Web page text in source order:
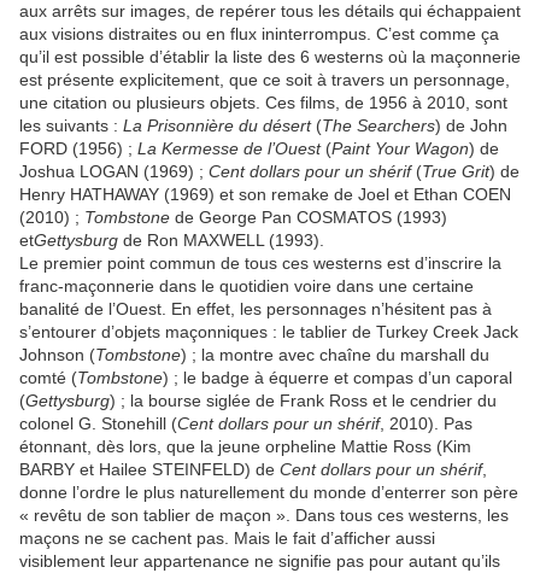
aux arrêts sur images, de repérer tous les détails qui échappaient
aux visions distraites ou en flux ininterrompus. C’est comme ça
qu’il est possible d’établir la liste des 6 westerns où la maçonnerie
est présente explicitement, que ce soit à travers un personnage,
une citation ou plusieurs objets. Ces films, de 1956 à 2010, sont
les suivants : La Prisonnière du désert(The Searchers) de John
FORD (1956) ; La Kermesse de l’Ouest(Paint Your Wagon) de
Joshua LOGAN (1969) ; Cent dollars pour un shérif(True Grit) de
Henry HATHAWAY (1969) et son remake de Joel et Ethan COEN
(2010) ; Tombstone de George Pan COSMATOS (1993)
etGettysburg de Ron MAXWELL (1993).
Le premier point commun de tous ces westerns est d’inscrire la
franc-maçonnerie dans le quotidien voire dans une certaine
banalité de l’Ouest. En effet, les personnages n’hésitent pas à
s’entourer d’objets maçonniques : le tablier de Turkey Creek Jack
Johnson (Tombstone) ; la montre avec chaîne du marshall du
comté (Tombstone) ; le badge à équerre et compas d’un caporal
(Gettysburg) ; la bourse siglée de Frank Ross et le cendrier du
colonel G. Stonehill (Cent dollars pour un shérif, 2010). Pas
étonnant, dès lors, que la jeune orpheline Mattie Ross (Kim
BARBY et Hailee STEINFELD) de Cent dollars pour un shérif,
donne l’ordre le plus naturellement du monde d’enterrer son père
« revêtu de son tablier de maçon ». Dans tous ces westerns, les
maçons ne se cachent pas. Mais le fait d’afficher aussi
visiblement leur appartenance ne signifie pas pour autant qu’ils